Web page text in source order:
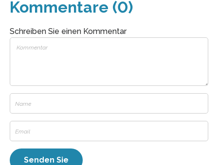
Kommentare (0)
Schreiben Sie einen Kommentar